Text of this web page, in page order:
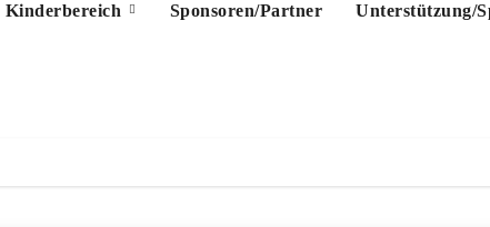
Kinderbereich Sponsoren/Partner Unterstützung/